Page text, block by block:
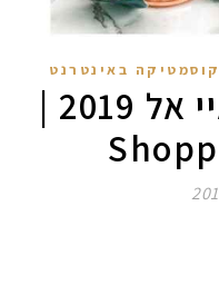
באינטרנט
מבצעי שופינג איי אל 2019 |